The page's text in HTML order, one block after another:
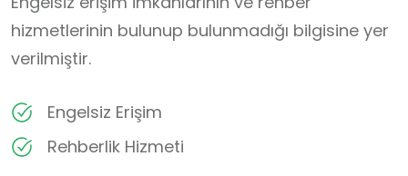
hizmetlerinin bulunup bulunmadığı bilgisine yer
verilmiştir.
Engelsiz Erişim
Rehberlik Hizmeti